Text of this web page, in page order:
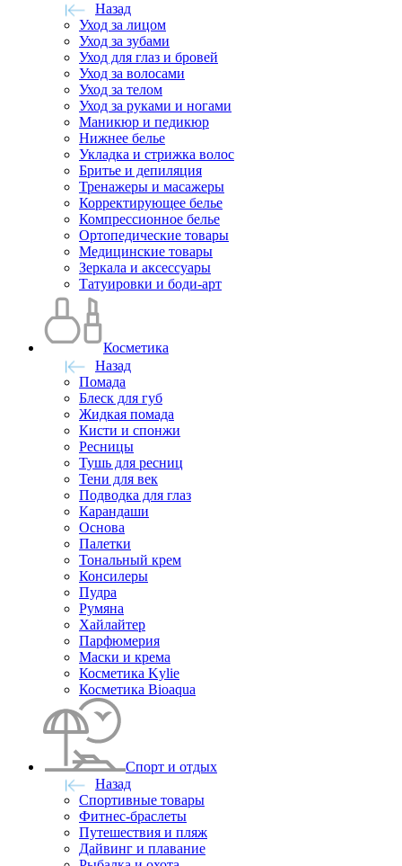
Назад
Уход за лицом
Уход за зубами
Уход для глаз и бровей
Уход за волосами
Уход за телом
Уход за руками и ногами
Маникюр и педикюр
Нижнее белье
Укладка и стрижка волос
Бритье и депиляция
Тренажеры и масажеры
Корректирующее белье
Компрессионное белье
Ортопедические товары
Медицинские товары
Зеркала и аксессуары
Татуировки и боди-арт
Косметика
Назад
Помада
Блеск для губ
Жидкая помада
Кисти и спонжи
Ресницы
Тушь для ресниц
Тени для век
Подводка для глаз
Карандаши
Основа
Палетки
Тональный крем
Консилеры
Пудра
Румяна
Хайлайтер
Парфюмерия
Маски и крема
Косметика Kylie
Косметика Bioaqua
Спорт и отдых
Назад
Спортивные товары
Фитнес-браслеты
Путешествия и пляж
Дайвинг и плавание